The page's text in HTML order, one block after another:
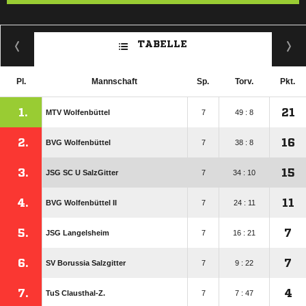
TABELLE
Pl. Mannschaft Sp. Torv. Pkt.
1. MTV Wolfenbüttel 7 49 : 8 21
2. BVG Wolfenbüttel 7 38 : 8 16
3. JSG SC U SalzGitter 7 34 : 10 15
4. BVG Wolfenbüttel II 7 24 : 11 11
5. JSG Langelsheim 7 16 : 21 7
6. SV Borussia Salzgitter 7 9 : 22 7
7. TuS Clausthal-Z. 7 7 : 47 4